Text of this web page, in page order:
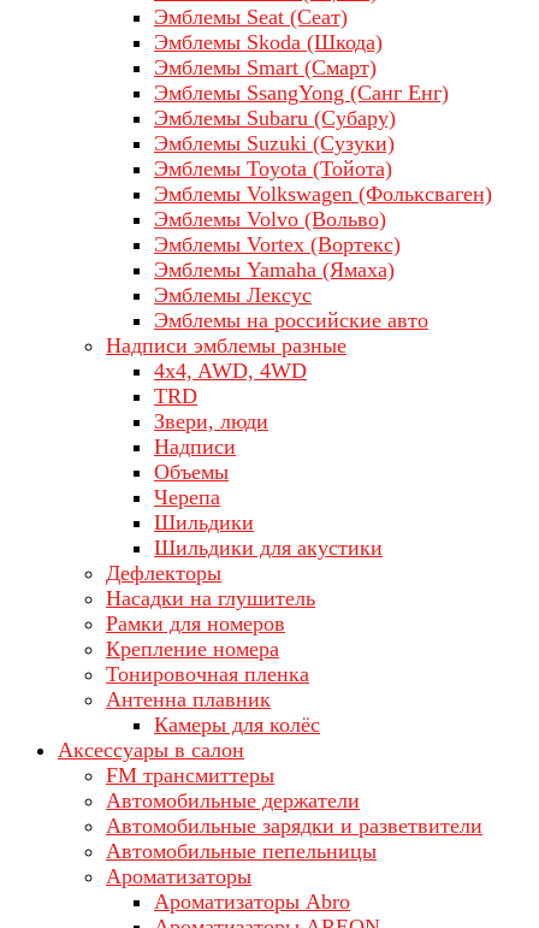
Эмблемы Seat (Сеат)
Эмблемы Skoda (Шкода)
Эмблемы Smart (Смарт)
Эмблемы SsangYong (Санг Енг)
Эмблемы Subaru (Субару)
Эмблемы Suzuki (Сузуки)
Эмблемы Toyota (Тойота)
Эмблемы Volkswagen (Фольксваген)
Эмблемы Volvo (Вольво)
Эмблемы Vortex (Вортекс)
Эмблемы Yamaha (Ямаха)
Эмблемы Лексус
Эмблемы на российские авто
Надписи эмблемы разные
4x4, AWD, 4WD
TRD
Звери, люди
Надписи
Объемы
Черепа
Шильдики
Шильдики для акустики
Дефлекторы
Насадки на глушитель
Рамки для номеров
Крепление номера
Тонировочная пленка
Антенна плавник
Камеры для колёс
Аксессуары в салон
FM трансмиттеры
Автомобильные держатели
Автомобильные зарядки и разветвители
Автомобильные пепельницы
Ароматизаторы
Ароматизаторы Abro